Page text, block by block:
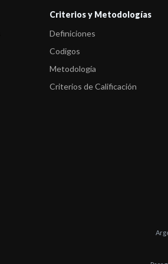
Criterios y Metodologías
Definiciones
Codigos
Metodología
Criterios de Calificación